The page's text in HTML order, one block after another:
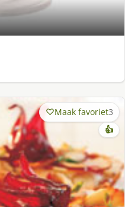
Maak favoriet3
👍